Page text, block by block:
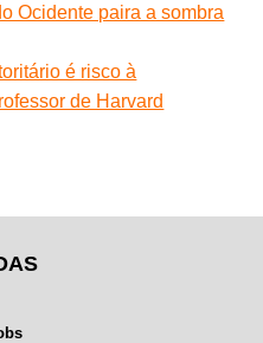
Ocidente paira a sombra
é risco à
de Harvard